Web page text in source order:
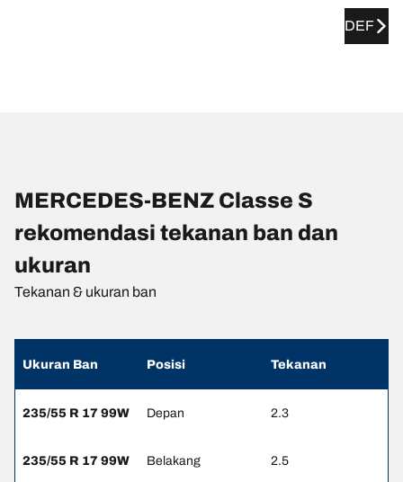
DEF
MERCEDES-BENZ Classe S
rekomendasi tekanan ban dan
ukuran
Tekanan & ukuran ban
Ukuran Ban Posisi Tekanan
235/55 R 17 99W Depan 2.3
235/55 R 17 99W Belakang 2.5